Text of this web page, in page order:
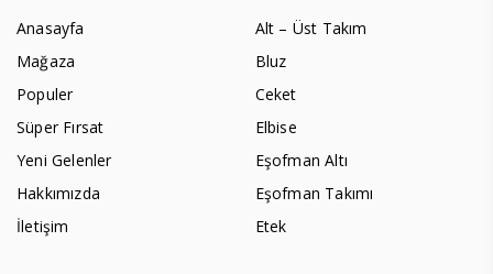
Anasayfa
Mağaza
Populer
Süper Fırsat
Yeni Gelenler
Hakkımızda
İletişim
Alt – Üst Takım
Bluz
Ceket
Elbise
Eşofman Altı
Eşofman Takımı
Etek